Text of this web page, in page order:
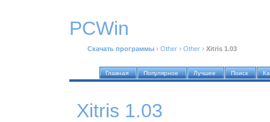
PCWin
Скачать программы › Other › Other › Xitris 1.03
Главная Популярное Лучшее Поиск
Xitris 1.03